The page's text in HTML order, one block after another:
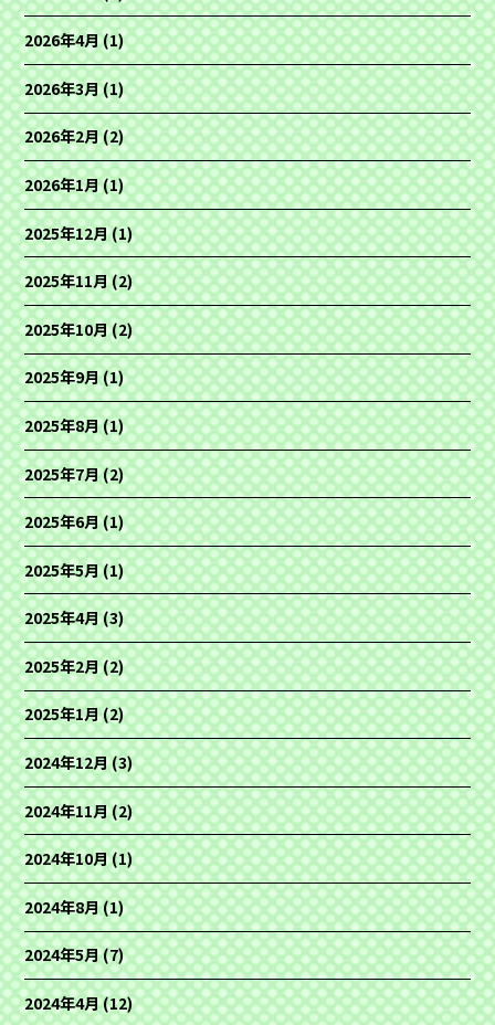
2026年4月(1)
2026年3月(1)
2026年2月(2)
2026年1月(1)
2025年12月(1)
2025年11月(2)
2025年10月(2)
2025年9月(1)
2025年8月(1)
2025年7月(2)
2025年6月(1)
2025年5月(1)
2025年4月(3)
2025年2月(2)
2025年1月(2)
2024年12月(3)
2024年11月(2)
2024年10月(1)
2024年8月(1)
2024年5月(7)
2024年4月(12)